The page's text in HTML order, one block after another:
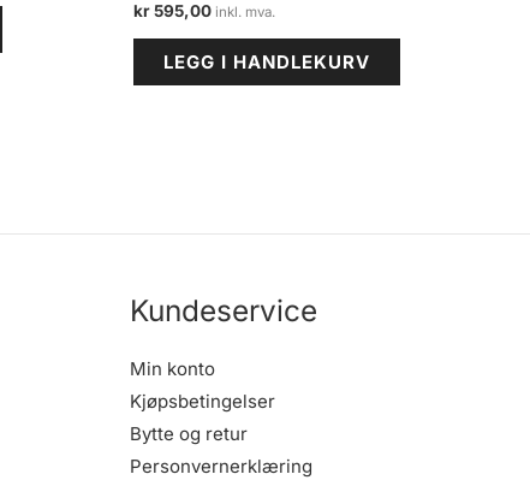
kr595,00
LEGG I HANDLEKURV
Kundeservice
Min konto
Kjøpsbetingelser
Bytte og retur
Personvernerklæring